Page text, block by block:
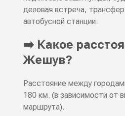
деловая встреча,
автобусной станции.
➡️ Какое
Жешув?
Расстояние между
180 км. (в зависимости от
маршрута).